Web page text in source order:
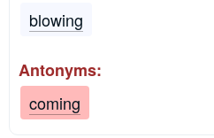
blowing
Antonyms:
coming